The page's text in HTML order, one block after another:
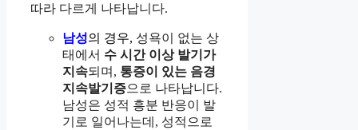
따라 다르게 나타납니다.
남성의 경우, 성욕이 없는 상
태에서 수 시간 이상 발기가
지속되며, 통증이 있는 음경
지속발기증으로 나타납니다.
남성은 성적 흥분 반응이 발
기로 일어나는데, 성적으로